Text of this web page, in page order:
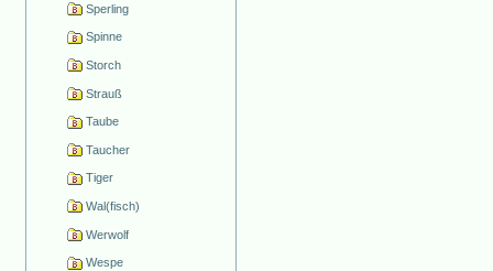
Sperling
Spinne
Storch
Strauß
Taube
Taucher
Tiger
Wal(fisch)
Werwolf
Wespe